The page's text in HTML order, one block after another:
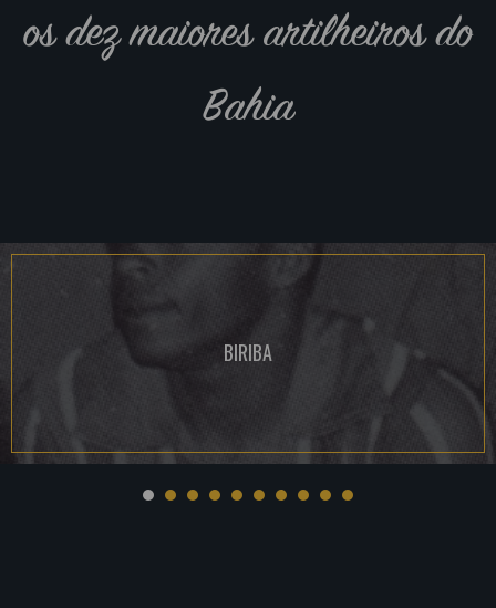
os dez maiores artilheiros do
Bahia
BIRIBA